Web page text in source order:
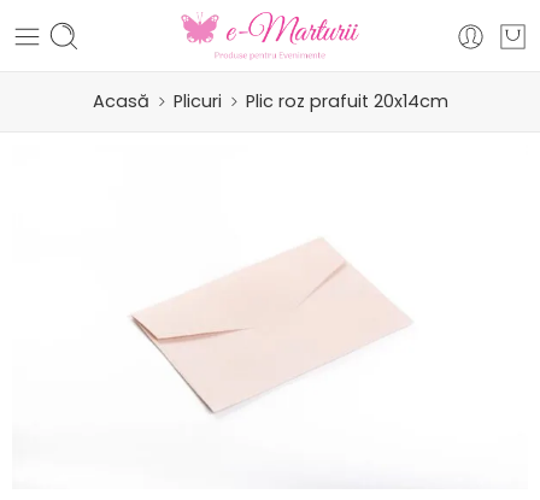
Acasă Plicuri Plic roz prafuit 20x14cm